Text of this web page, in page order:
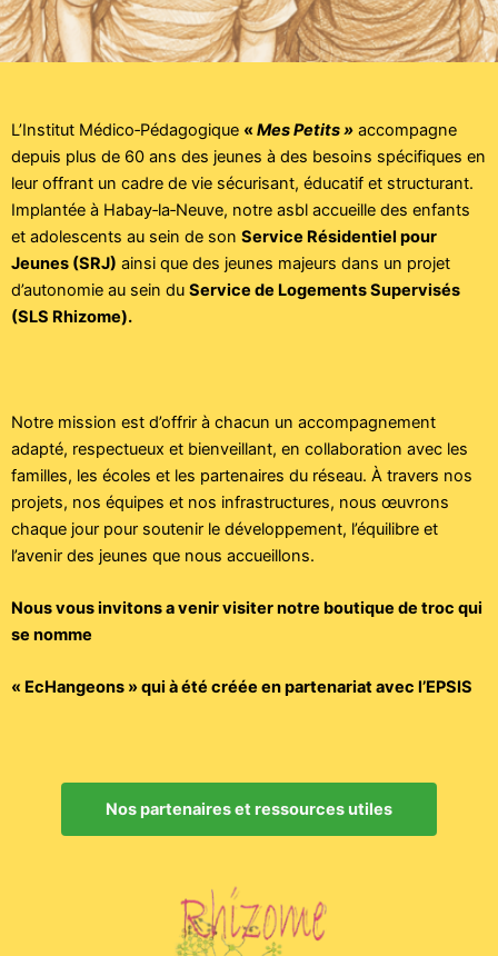
L’Institut Médico‑Pédagogique « Mes Petits » accompagne
depuis plus de 60 ans des jeunes à des besoins spécifiques en
leur offrant un cadre de vie sécurisant, éducatif et structurant.
Implantée à Habay‑la‑Neuve, notre asbl accueille des enfants
et adolescents au sein de son Service Résidentiel pour
Jeunes (SRJ) ainsi que des jeunes majeurs dans un projet
d’autonomie au sein du Service de Logements Supervisés
(SLS Rhizome).
Notre mission est d’offrir à chacun un accompagnement
adapté, respectueux et bienveillant, en collaboration avec les
familles, les écoles et les partenaires du réseau. À travers nos
projets, nos équipes et nos infrastructures, nous œuvrons
chaque jour pour soutenir le développement, l’équilibre et
l’avenir des jeunes que nous accueillons.
Nous vous invitons a venir visiter notre boutique de troc qui
se nomme
« EcHangeons » qui à été créée en partenariat avec l’EPSIS
Nos partenaires et ressources utiles